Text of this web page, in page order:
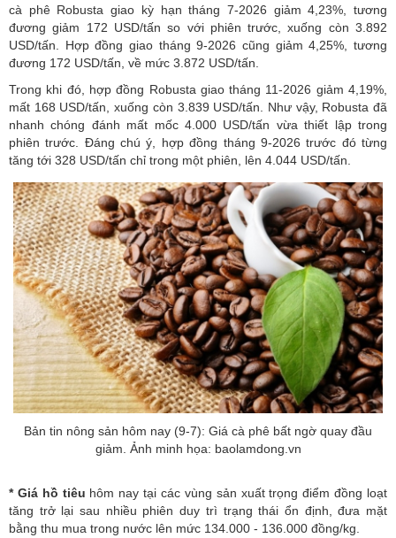
cà phê Robusta giao kỳ hạn tháng 7-2026 giảm 4,23%, tương
đương giảm 172 USD/tấn so với phiên trước, xuống còn 3.892
USD/tấn. Hợp đồng giao tháng 9-2026 cũng giảm 4,25%, tương
đương 172 USD/tấn, về mức 3.872 USD/tấn.
Trong khi đó, hợp đồng Robusta giao tháng 11-2026 giảm 4,19%,
mất 168 USD/tấn, xuống còn 3.839 USD/tấn. Như vậy, Robusta đã
nhanh chóng đánh mất mốc 4.000 USD/tấn vừa thiết lập trong
phiên trước. Đáng chú ý, hợp đồng tháng 9-2026 trước đó từng
tăng tới 328 USD/tấn chỉ trong một phiên, lên 4.044 USD/tấn.
Bản tin nông sản hôm nay (9-7): Giá cà phê bất ngờ quay đầu
giảm. Ảnh minh họa: baolamdong.vn
* Giá hồ tiêu hôm nay tại các vùng sản xuất trọng điểm đồng loạt
tăng trở lại sau nhiều phiên duy trì trạng thái ổn định, đưa mặt
bằng thu mua trong nước lên mức 134.000 - 136.000 đồng/kg.